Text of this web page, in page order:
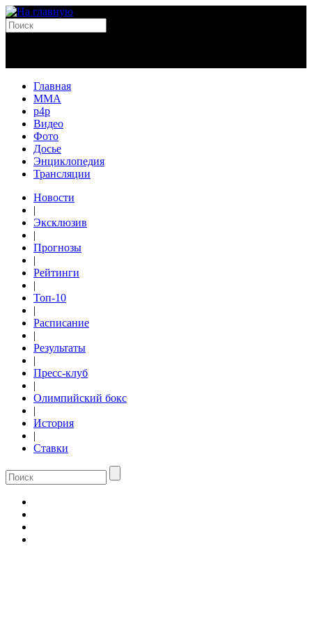
Главная
MMA
p4p
Видео
Фото
Досье
Энциклопедия
Трансляции
Новости
|
Эксклюзив
|
Прогнозы
|
Рейтинги
|
Топ-10
|
Расписание
|
Результаты
|
Пресс-клуб
|
Олимпийский бокс
|
История
|
Ставки